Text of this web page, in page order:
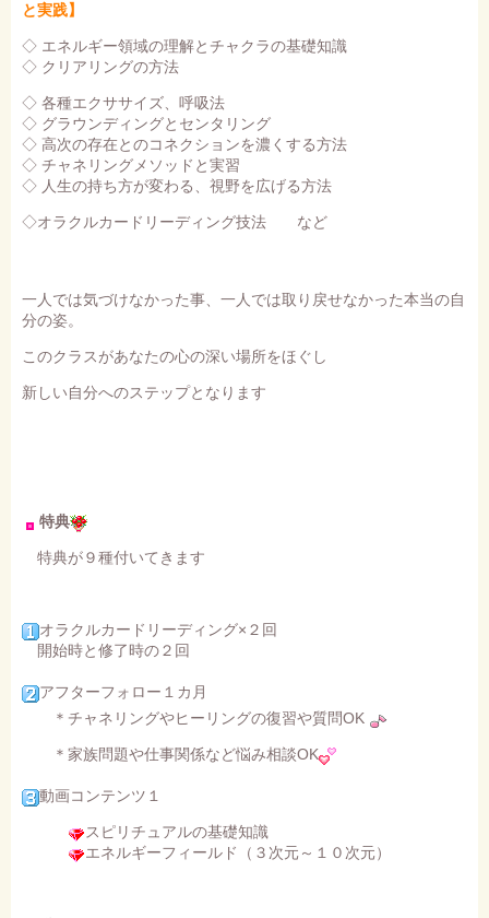
と実践】
◇ エネルギー領域の理解とチャクラの基礎知識
◇ クリアリングの方法
◇ 各種エクササイズ、呼吸法
◇ グラウンディングとセンタリング
◇ 高次の存在とのコネクションを濃くする方法
◇ チャネリングメソッドと実習
◇ 人生の持ち方が変わる、視野を広げる方法
◇オラクルカードリーディング技法 など
一人では気づけなかった事、一人では取り戻せなかった本当の自
分の姿。
このクラスがあなたの心の深い場所をほぐし
新しい自分へのステップとなります
特典
特典が９種付いてきます
オラクルカードリーディング×２回
開始時と修了時の２回
アフターフォロー１カ月
＊チャネリングやヒーリングの復習や質問OK
＊家族問題や仕事関係など悩み相談OK
動画コンテンツ１
スピリチュアルの基礎知識
エネルギーフィールド（３次元～１０次元）